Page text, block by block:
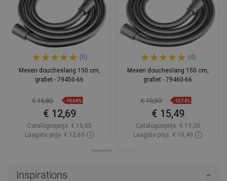
(6)
Mexen doucheslang 150 cm,
grafiet - 79450-66
€ 15,80 -19,68%
€ 12,69
Catalogusprijs: € 15,80
Laagste prijs: € 12,69
(4)
Mexen doucheslang 150 cm,
grafiet - 79460-66
€ 19,30 -19,74%
€ 15,49
Catalogusprijs: € 19,30
Laagste prijs: € 15,49
Inspirations